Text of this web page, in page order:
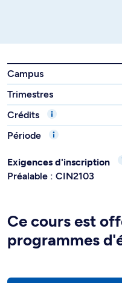
Campus
Trimestres
Crédits
Période
Exigences d'inscription
Préalable : CIN2103
Ce cours est
programmes